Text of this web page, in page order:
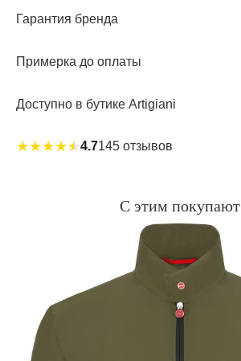
Гарантия бренда
Примерка до оплаты
Доступно в бутике Artigiani
★★★★★4.7145 отзывов
С этим покупают